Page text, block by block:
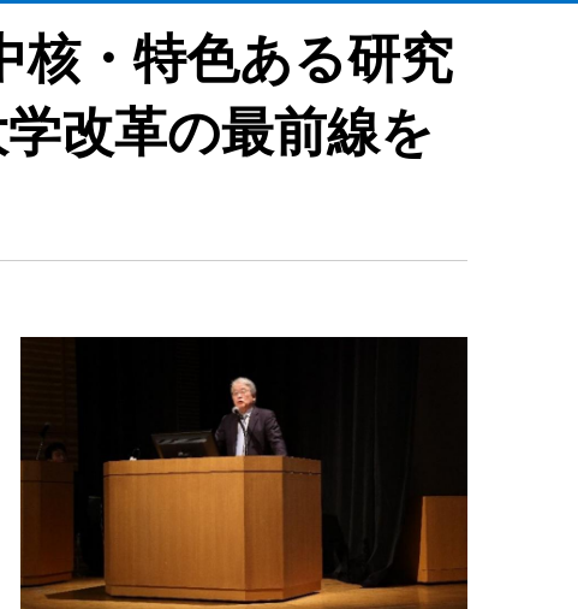
核・特色ある研究
改革の最前線を